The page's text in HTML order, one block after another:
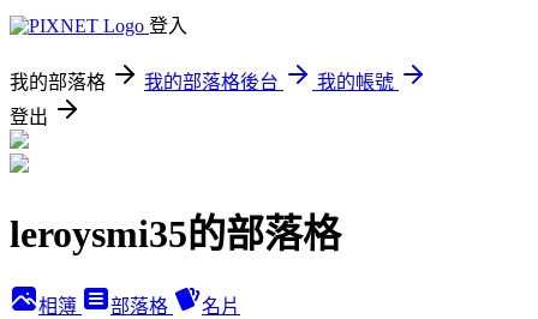
登入
我的部落格 我的部落格後台
我的帳號
登出
leroysmi35的部落格
相簿 部落格 名片